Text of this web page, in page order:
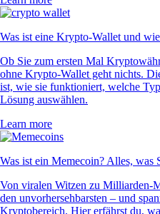
Was ist eine Krypto-Wallet und
Ob Sie zum ersten Mal
ohne Krypto-Wallet geht nichts.
ist, wie sie funktioniert, welche
Lösung auswählen.
Learn more
Was ist ein Memecoin? Alles, was
Von viralen Witzen zu Milliarden-
den unvorhersehbarsten – und
Kryptobereich. Hier erfährst du,